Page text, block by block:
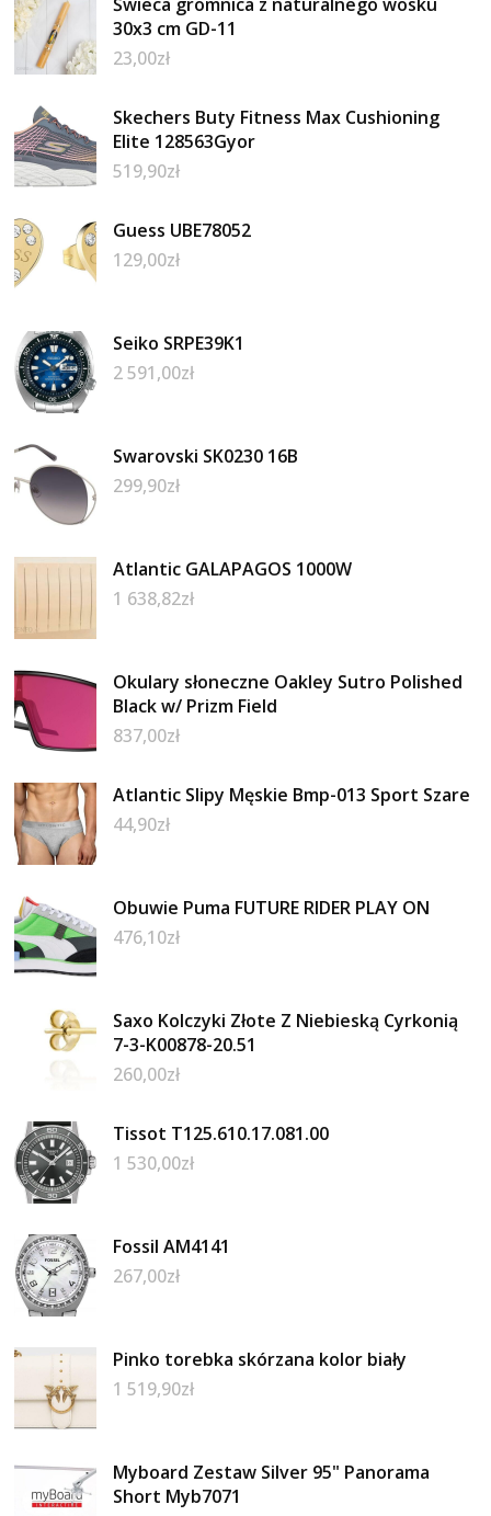
30x3 cm GD-11
23,00zł
Skechers Buty Fitness Max Cushioning
Elite 128563Gyor
519,90zł
Guess UBE78052
129,00zł
Seiko SRPE39K1
2 591,00zł
Swarovski SK0230 16B
299,90zł
Atlantic GALAPAGOS 1000W
1 638,82zł
Okulary słoneczne Oakley Sutro Polished
Black w/ Prizm Field
837,00zł
Atlantic Slipy Męskie Bmp-013 Sport Szare
44,90zł
Obuwie Puma FUTURE RIDER PLAY ON
476,10zł
Saxo Kolczyki Złote Z Niebieską Cyrkonią
7-3-K00878-20.51
260,00zł
Tissot T125.610.17.081.00
1 530,00zł
Fossil AM4141
267,00zł
Pinko torebka skórzana kolor biały
1 519,90zł
Myboard Zestaw Silver 95" Panorama
Short Myb7071